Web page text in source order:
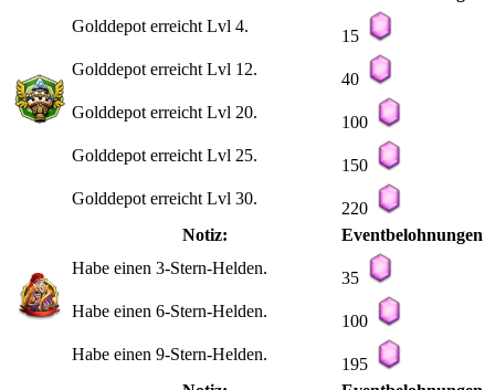
Golddepot erreicht Lvl 4.
15
Golddepot erreicht Lvl 12.
40
Golddepot erreicht Lvl 20.
100
Golddepot erreicht Lvl 25.
150
Golddepot erreicht Lvl 30.
220
Notiz:
Eventbelohnungen
Habe einen 3-Stern-Helden.
35
Habe einen 6-Stern-Helden.
100
Habe einen 9-Stern-Helden.
195